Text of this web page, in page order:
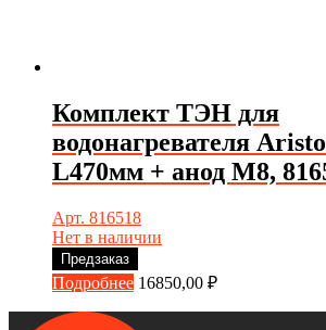
Комплект ТЭН для
водонагревателя
L470мм + анод М8,
Арт. 816518
Нет в наличии
Предзаказ
Подробнее 16850,00 ₽